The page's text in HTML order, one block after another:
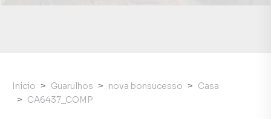
Início Guarulhos nova bonsucesso
Casa
CA6437_COMP